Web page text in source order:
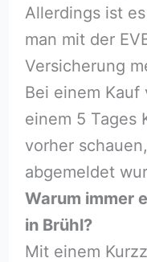
Allerdings ist
man mit der
Versicherung
Bei einem Kauf
einem 5 Tages
vorher
abgemeldet
Warum immer
in Brühl?
Mit einem